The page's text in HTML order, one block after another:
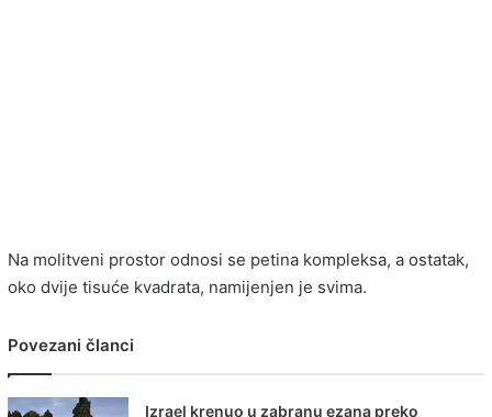
Na molitveni prostor odnosi se petina kompleksa, a ostatak,
oko dvije tisuće kvadrata, namijenjen je svima.
Povezani članci
Izrael krenuo u zabranu ezana preko